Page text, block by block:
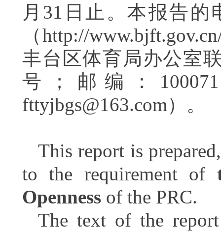
月 31 日止。本报告的
（http://
丰台区体育局办公室
号；邮编： 100071
fttyjbgs@163.com）。
This report is
to the requirement of
Openness of the PRC.
The text of the